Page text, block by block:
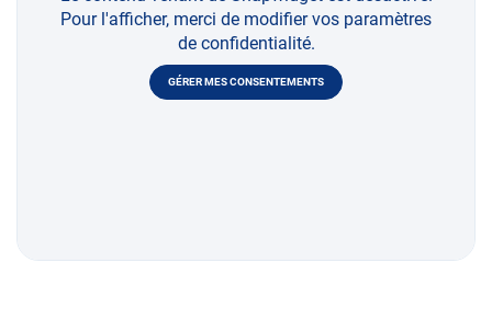
Pour l'afficher, merci de modifier vos paramètres
de confidentialité.
GÉRER MES CONSENTEMENTS